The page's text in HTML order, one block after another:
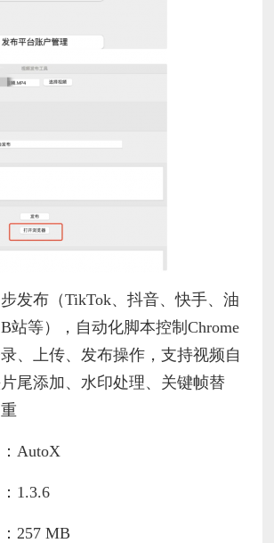
发布（TikTok、抖音、快手、油
站等），自动化脚本控制Chrome
、上传、发布操作，支持视频自
尾添加、水印处理、关键帧替
AutoX
1.3.6
257 MB